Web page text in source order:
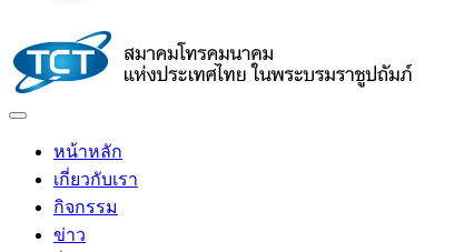
หน้าหลัก
เกี่ยวกับเรา
กิจกรรม
ข่าว